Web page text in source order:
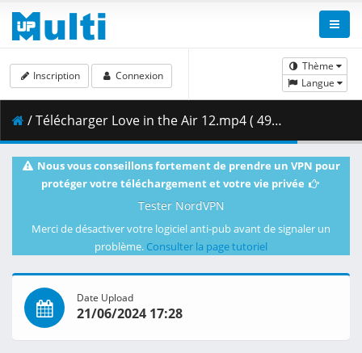
Thème
Langue
Inscription Connexion
/ Télécharger Love in the Air 12.mp4 ( 493.91 MB )
Nous vous conseillons fortement de prendre un VPN pour
protéger votre téléchargement et votre vie privée
Tester NordVPN
Merci de désactiver votre logiciel anti-pub avant de signaler un
problème. Consulter la page tutoriel
Date Upload
21/06/2024 17:28